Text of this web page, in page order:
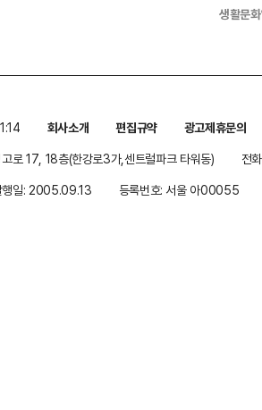
생활문
회사소개 편집규약
광고제휴문의
로 17, 18층(한강로3가,센트럴파크 타워동)
전
행일: 2005.09.13 등록번호: 서울 아00055